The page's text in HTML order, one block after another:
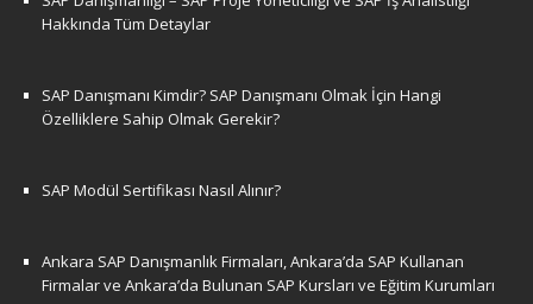
Hakkında Tüm Detaylar
SAP Danışmanı Kimdir? SAP Danışmanı Olmak İçin Hangi
Özelliklere Sahip Olmak Gerekir?
SAP Modül Sertifikası Nasıl Alınır?
Ankara SAP Danışmanlık Firmaları, Ankara’da SAP Kullanan
Firmalar ve Ankara’da Bulunan SAP Kursları ve Eğitim Kurumları